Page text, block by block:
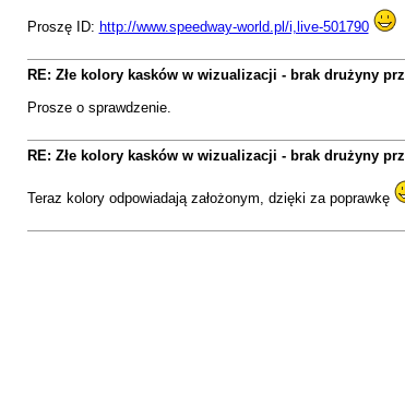
Proszę ID: http://www.speedway-world.pl/i,live-501790
RE: Złe kolory kasków w wizualizacji - brak drużyny
Prosze o sprawdzenie.
RE: Złe kolory kasków w wizualizacji - brak drużyny
Teraz kolory odpowiadają założonym, dzięki za poprawkę